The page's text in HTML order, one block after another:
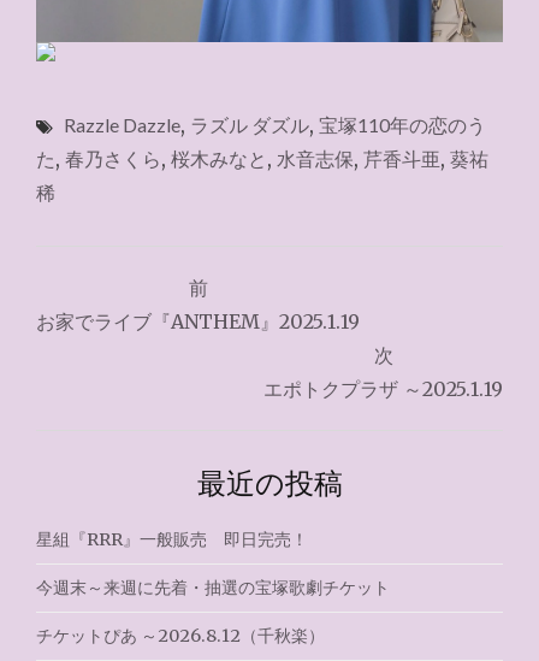
Razzle Dazzle, ラズル ダズル, 宝塚110年の恋のう
た, 春乃さくら, 桜木みなと , 水音志保, 芹香斗亜, 葵祐
稀
稿
シ
ョ
ン
前
お家でライブ『ANTHEM』2025.1.19
次
エポトクプラザ ～2025.1.19
最近の投稿
星組『RRR』一般販売 即日完売！
今週末～来週に先着・抽選の宝塚歌劇チケット
チケットぴあ ～2026.8.12（千秋楽）